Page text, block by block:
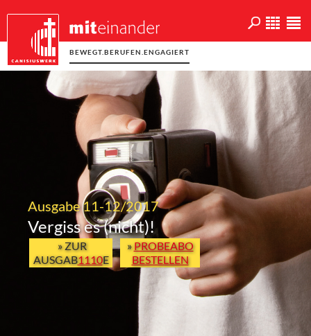
BEWEGT.BERUFEN.ENGAGIERT
Ausgabe 11-12/2017
Vergiss es (nicht)!
» ZUR
AUSGAB1110E
»PROBEABO
BESTELLEN